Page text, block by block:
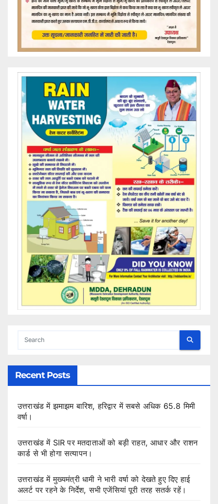
Recent Posts
उत्तराखंड में झमाझम बारिश, हरिद्वार में सबसे अधिक 65.8 मिमी
वर्षा।
उत्तराखंड में SIR पर मतदाताओं को बड़ी राहत, आधार और राशन
कार्ड से भी होगा सत्यापन।
उत्तराखंड में मुख्यमंत्री धामी ने भारी वर्षा को देखते हुए दिए हाई
अलर्ट पर रहने के निर्देश, सभी एजेंसियां पूरी तरह सतर्क रहें।